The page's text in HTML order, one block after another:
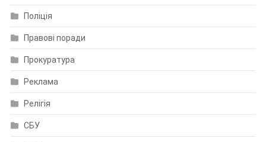
Поліція
Правові поради
Прокуратура
Реклама
Релігія
СБУ